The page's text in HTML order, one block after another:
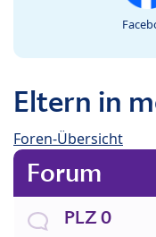
Eltern in
Foren-Übersicht
Forum
PLZ 0